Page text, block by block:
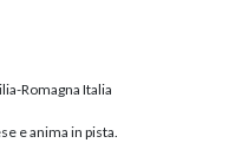
Romagna Italia
e anima in pista.